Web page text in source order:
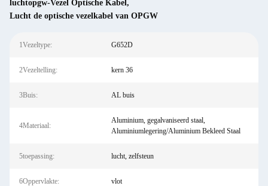
luchtopgw-Vezel Optische Kabel,
Lucht de optische vezelkabel van OPGW
1Vezeltype: G652D
2Vezeltelling: kern 36
3Buis: AL buis
4Materiaal:
Aluminium, gegalvaniseerd staal,
Aluminiumlegering/Aluminium Bekleed Staal
5toepassing: lucht, zelfsteun
6Oppervlakte: vlot